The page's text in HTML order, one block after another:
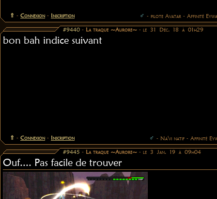
⇑ - Connexion - Inscription ♂ - pilote Avatar - Affinité
#9440 - La traque ~Aurore~ - le 31 Déc. 18 à 01h29
bon bah indice suivant
⇑ - Connexion - Inscription ♂ - Na'vi natif - Affinité
#9445 - La traque ~Aurore~ - le 3 Jan. 19 à 09h04
Ouf.... Pas facile de trouver